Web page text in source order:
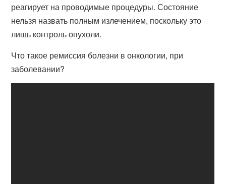
реагирует на проводимые процедуры. Состояние
нельзя назвать полным излечением, поскольку это
лишь контроль опухоли.
Что такое ремиссия болезни в онкологии, при
заболевании?